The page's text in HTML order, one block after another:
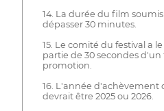
14. La durée du film
dépasser 30 minutes.
15. Le comité du festival a
partie de 30 secondes
promotion.
16. L'année d'achèvement
devrait être 2025 ou 2026.